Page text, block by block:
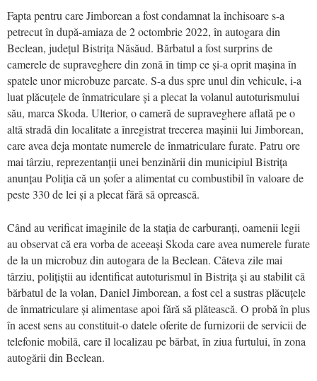
Fapta pentru care Jimborean a fost condamnat la închisoare s-a
petrecut în după-amiaza de 2 octombrie 2022, în autogara din
Beclean, județul Bistrița Năsăud. Bărbatul a fost surprins de
camerele de supraveghere din zonă în timp ce și-a oprit mașina în
spatele unor microbuze parcate. S-a dus spre unul din vehicule, i-a
luat plăcuțele de înmatriculare și a plecat la volanul autoturismului
său, marca Skoda. Ulterior, o cameră de supraveghere aflată pe o
altă stradă din localitate a înregistrat trecerea mașinii lui Jimborean,
care avea deja montate numerele de înmatriculare furate. Patru ore
mai târziu, reprezentanții unei benzinării din municipiul Bistrița
anunțau Poliția că un șofer a alimentat cu combustibil în valoare de
peste 330 de lei și a plecat fără să oprească.
Când au verificat imaginile de la stația de carburanți, oamenii legii
au observat că era vorba de aceeași Skoda care avea numerele furate
de la un microbuz din autogara de la Beclean. Câteva zile mai
târziu, polițiștii au identificat autoturismul în Bistrița și au stabilit că
bărbatul de la volan, Daniel Jimborean, a fost cel a sustras plăcuțele
de înmatriculare și alimentase apoi fără să plătească. O probă în plus
în acest sens au constituit-o datele oferite de furnizorii de servicii de
telefonie mobilă, care îl localizau pe bărbat, în ziua furtului, în zona
autogării din Beclean.